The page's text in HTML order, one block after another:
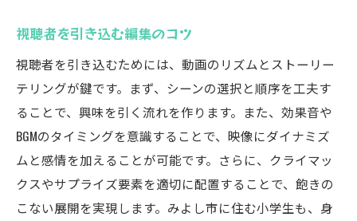
視聴者を引き込む編集のコツ
視聴者を引き込むためには、動画のリズムとストーリー
テリングが鍵です。まず、シーンの選択と順序を工夫す
ることで、興味を引く流れを作ります。また、効果音や
BGMのタイミングを意識することで、映像にダイナミズ
ムと感情を加えることが可能です。さらに、クライマッ
クスやサプライズ要素を適切に配置することで、飽きの
こない展開を実現します。みよし市に住む小学生も、身